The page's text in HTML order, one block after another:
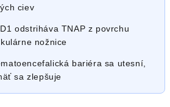
ciev
odstriháva TNAP z povrchu
nožnice
bariéra sa utesní,
sa zlepšuje